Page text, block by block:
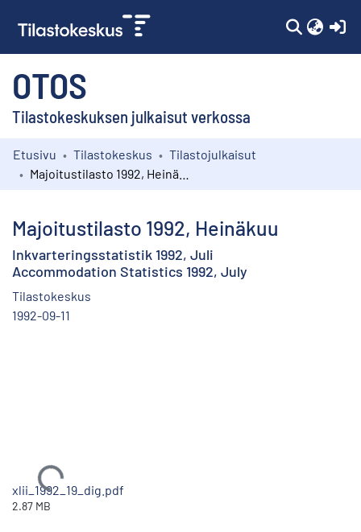
OTOS
Tilastokeskuksen julkaisut verkossa
Kokoelmat
Etusivu Tilastokeskus
Tilastojulkaisut
Majoitustilasto 1992, Heinäkuu
Inkvarteringsstatistik 1992, Juli
Accommodation Statistics 1992, July
Tilastokeskus
1992-09-11
Ladataan...
xlii_1992_19_dig.pdf
2.87 MB